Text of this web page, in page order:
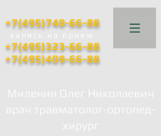
+7(495)740-66-88
запись на прием
+7(495)323-66-88
+7(495)409-66-88